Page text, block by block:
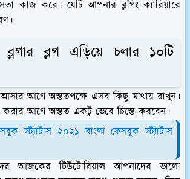
কাজ করে। যেটি আপনার ব্লগিং ক্যারিয়ারে
ব্লগ এড়িয়ে চলার ১০টি
আগে অন্ততপক্ষে এসব কিছু মাথায় রাখুন।
আগে অন্তত একটু ভেবে চিন্তে করবেন।
স্ট্যাটাস ২০২১ বাংলা ফেসবুক স্ট্যাটাস
আজকের টিউটোরিয়াল আপনাদের ভালো